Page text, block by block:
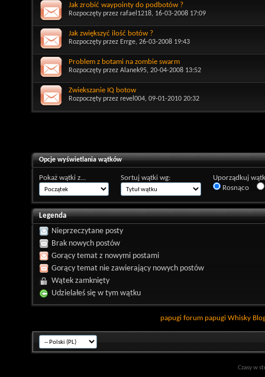
Jak zrobić waypointy do podbotów ?
Rozpoczęty przez rafael1218, 16-03-2008 17:09
Jak zwiększyć ilość botów ?
Rozpoczęty przez Errge, 26-03-2008 19:43
Problem z botami na zombie swarm
Rozpoczęty przez Alanek95, 20-04-2008 13:52
Zwiekszanie IQ botow
Rozpoczęty przez revel004, 09-01-2010 20:32
Opcje wyświetlania wątków
Pokaż wątki z... Sortuj wątki wg:
Uporządkuj
Rosnąco
Legenda
Nieprzeczytane posty
Brak nowych postów
Gorący temat z nowymi postami
Gorący temat nie zawierający nowych postów
Wątek zamknięty
Udzielałeś się w tym wątku
papugi forum papugi Whisky
Czasy w